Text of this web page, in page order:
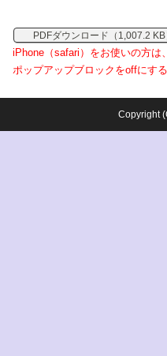
PDFダウンロード（1,007.2 KB
iPhone（safari）をお使いの方
ポップアップブロックをoffにする
Copyright